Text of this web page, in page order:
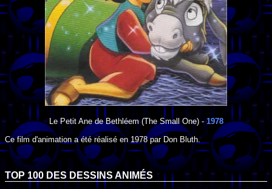
Le Petit Ane de Bethléem(The Small One) -1978
Ce film d'animation a été réalisé en 1978parDon Bluth.
TOP 100 DES DESSINS ANIMÉS